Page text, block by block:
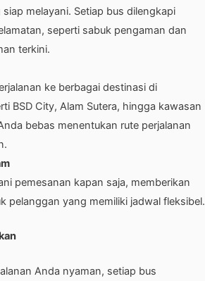
melayani. Setiap bus dilengkapi
seperti sabuk pengaman dan
terkini.
ke berbagai destinasi di
BSD City, Alam Sutera, hingga kawasan
bebas menentukan rute perjalanan
pemesanan kapan saja, memberikan
pelanggan yang memiliki jadwal fleksibel.
Anda nyaman, setiap bus